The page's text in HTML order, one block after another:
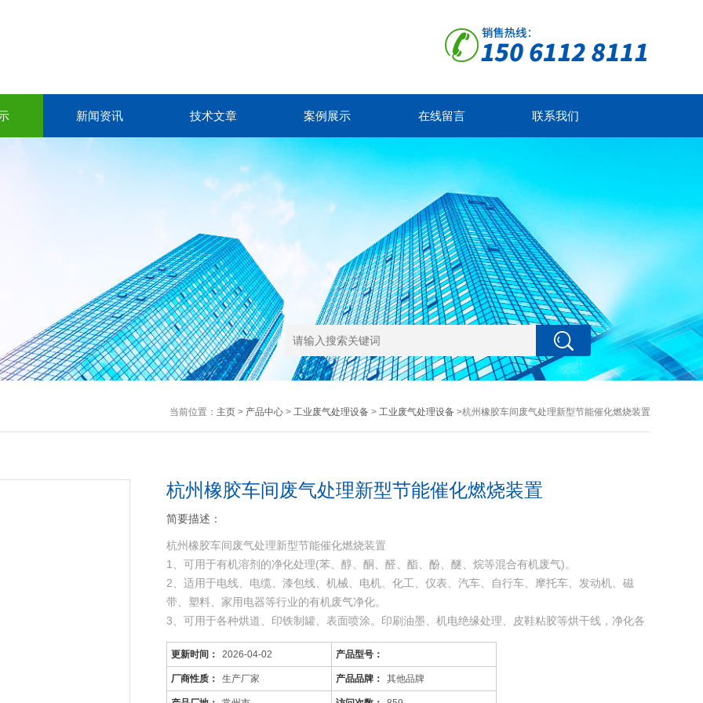
新闻资讯 技术文章 案例展示 在线留言 联系我们
当前位置： 主页> 产品中心> 工业废气处理设备> 工业废气处理设备>杭州橡胶车间废气处理新型节能催化燃烧装置
杭州橡胶车间废气处理新型节能催化燃烧装置
简要描述：
杭州橡胶车间废气处理新型节能催化燃烧装置
1、可用于有机溶剂的净化处理(苯、醇、酮、醛、酯、酚、醚、烷等混合有机废气)。
2、适用于电线、电缆、漆包线、机械、电机、化工、仪表、汽车、自行车、摩托车、发动机、磁
带、塑料、家用电器等行业的有机废气净化。
3、可用于各种烘道、印铁制罐、表面喷涂。印刷油墨、机电绝缘处理、皮鞋粘胶等烘干线，净化各
工序产生的有机
更新时间： 2026-04-02 产品型号：
厂商性质： 生产厂家 产品品牌： 其他品牌